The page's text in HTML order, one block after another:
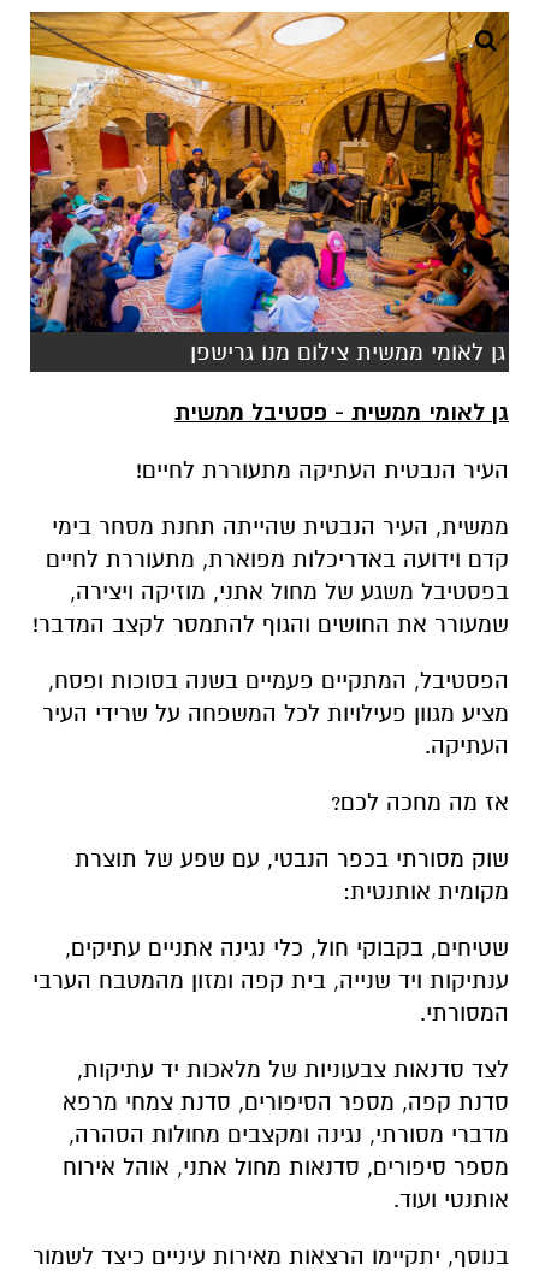
גן לאומי ממשית צילום מנו גרישפן
גן לאומי ממשית - פסטיבל ממשית
העיר הנבטית העתיקה מתעוררת לחיים!
ממשית, העיר הנבטית שהייתה תחנת מסחר בימי
קדם וידועה באדריכלות מפוארת, מתעוררת לחיים
בפסטיבל משגע של מחול אתני, מוזיקה ויצירה,
שמעורר את החושים והגוף להתמסר לקצב המדבר!
הפסטיבל, המתקיים פעמיים בשנה בסוכות ופסח,
מציע מגוון פעילויות לכל המשפחה על שרידי העיר
העתיקה.
אז מה מחכה לכם?
שוק מסורתי בכפר הנבטי, עם שפע של תוצרת
מקומית אותנטית:
שטיחים, בקבוקי חול, כלי נגינה אתניים עתיקים,
ענתיקות ויד שנייה, בית קפה ומזון מהמטבח הערבי
המסורתי.
לצד סדנאות צבעוניות של מלאכות יד עתיקות,
סדנת קפה, מספר הסיפורים, סדנת צמחי מרפא
מדברי מסורתי, נגינה ומקצבים מחולות הסהרה,
מספר סיפורים, סדנאות מחול אתני, אוהל אירוח
אותנטי ועוד.
בנוסף, יתקיימו הרצאות מאירות עיניים כיצד לשמור